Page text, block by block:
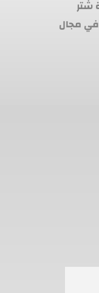
شتر
في مجال